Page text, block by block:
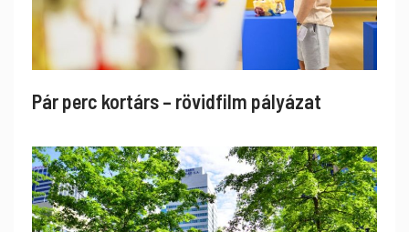
Pár perc kortárs – rövidfilm pályázat